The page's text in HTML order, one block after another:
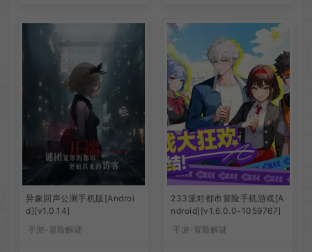
异象回声公测手机版[Androi
d][v1.0.14]
手游-冒险解谜
233派对都市冒险手机游戏[A
ndroid][v1.6.0.0-1059767]
手游-冒险解谜